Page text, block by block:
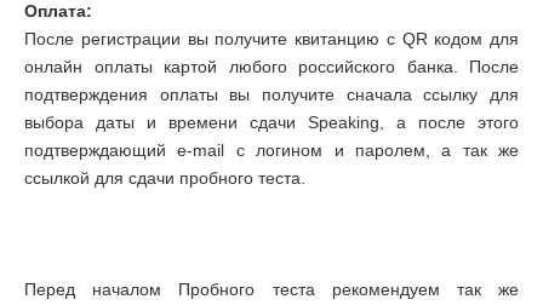
Оплата:
После регистрации вы получите квитанцию с QR кодом для
онлайн оплаты картой любого российского банка. После
подтверждения оплаты вы получите сначала ссылку для
выбора даты и времени сдачи Speaking, а после этого
подтверждающий e-mail с логином и паролем, а так же
ссылкой для сдачи пробного теста.
Перед началом Пробного теста рекомендуем так же